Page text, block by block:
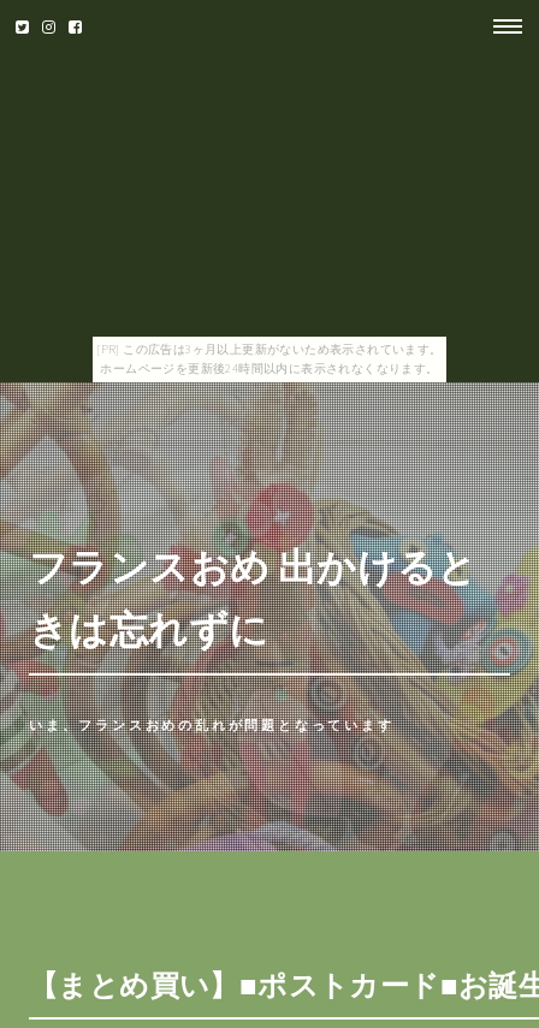
[PR] この広告は3ヶ月以上更新がないため表示されています。
ホームページを更新後24時間以内に表示されなくなります。
フランスおめ 出かけると
きは忘れずに
いま、フランスおめの乱れが問題となっています
【まとめ買い】■ポストカード■お誕